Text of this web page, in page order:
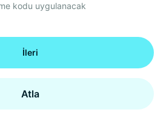
kodu uygulanacak
İleri
Atla